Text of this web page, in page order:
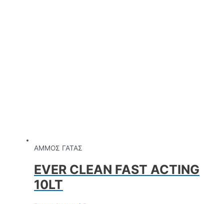
ΑΜΜΟΣ ΓΑΤΑΣ
EVER CLEAN FAST ACTING
10LT